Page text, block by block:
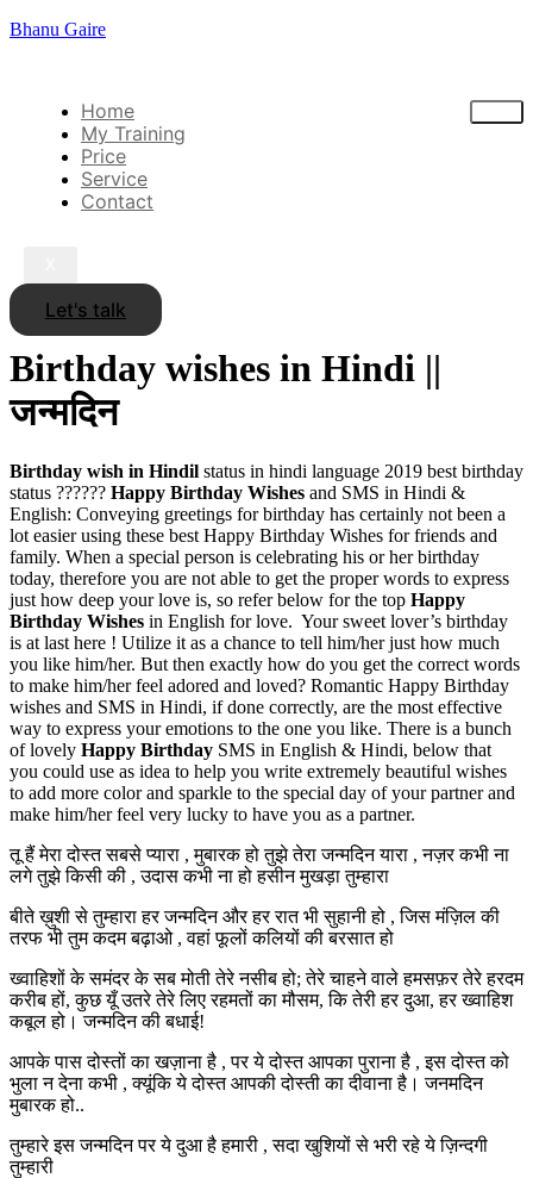
Bhanu Gaire
Home
My Training
Price
Service
Contact
Let's talk
Birthday wishes in Hindi ||
जन्मदिन
Birthday wish in Hindil status in hindi language 2019 best birthday
status ?????? Happy Birthday Wishes and SMS in Hindi &
English: Conveying greetings for birthday has certainly not been a
lot easier using these best Happy Birthday Wishes for friends and
family. When a special person is celebrating his or her birthday
today, therefore you are not able to get the proper words to express
just how deep your love is, so refer below for the top Happy
Birthday Wishes in English for love. Your sweet lover’s birthday
is at last here ! Utilize it as a chance to tell him/her just how much
you like him/her. But then exactly how do you get the correct words
to make him/her feel adored and loved? Romantic Happy Birthday
wishes and SMS in Hindi, if done correctly, are the most effective
way to express your emotions to the one you like. There is a bunch
of lovely Happy Birthday SMS in English & Hindi, below that
you could use as idea to help you write extremely beautiful wishes
to add more color and sparkle to the special day of your partner and
make him/her feel very lucky to have you as a partner.
तू हैं मेरा दोस्त सबसे प्यारा , मुबारक हो तुझे तेरा जन्मदिन यारा , नज़र कभी ना
लगे तुझे किसी की , उदास कभी ना हो हसीन मुखड़ा तुम्हारा
बीते ख़ुशी से तुम्हारा हर जन्मदिन और हर रात भी सुहानी हो , जिस मंज़िल की
तरफ भी तुम कदम बढ़ाओ , वहां फूलों कलियों की बरसात हो
ख्वाहिशों के समंदर के सब मोती तेरे नसीब हो; तेरे चाहने वाले हमसफ़र तेरे हरदम
करीब हों, कुछ यूँ उतरे तेरे लिए रहमतों का मौसम, कि तेरी हर दुआ, हर ख्वाहिश
कबूल हो। जन्मदिन की बधाई!
आपके पास दोस्तों का खज़ाना है , पर ये दोस्त आपका पुराना है , इस दोस्त को
भुला न देना कभी , क्यूंकि ये दोस्त आपकी दोस्ती का दीवाना है। जनमदिन
मुबारक हो..
तुम्हारे इस जन्मदिन पर ये दुआ है हमारी , सदा खुशियों से भरी रहे ये ज़िन्दगी
तुम्हारी